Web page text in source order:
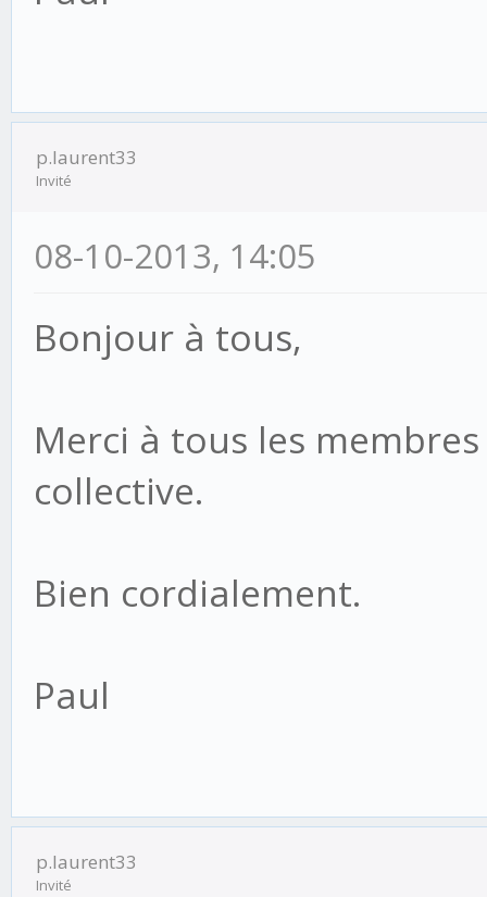
p.laurent33
Invité
08-10-2013, 14:05
Bonjour à tous,
Merci à tous les
collective.
Bien cordialement.
Paul
p.laurent33
Invité